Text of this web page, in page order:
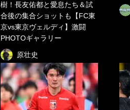
樹！長友佑都と愛息たち＆試
合後の集合ショットも【FC東
京vs東京ヴェルディ】激闘
PHOTOギャラリー
原壮史